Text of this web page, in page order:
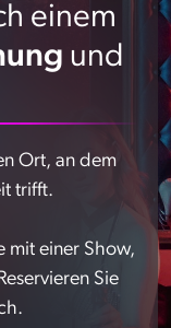
einem
und
Ort, an dem
trifft.
mit einer Show,
Sie